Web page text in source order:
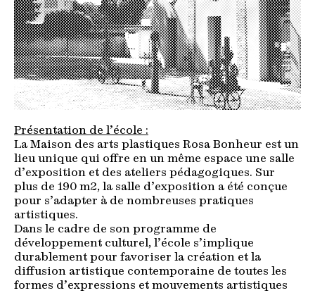
Présentation de l’école :
La Maison des arts plastiques Rosa Bonheur est un
lieu unique qui offre en un même espace une salle
d’exposition et des ateliers pédagogiques. Sur
plus de 190 m2, la salle d’exposition a été conçue
pour s’adapter à de nombreuses pratiques
artistiques.
Dans le cadre de son programme de
développement culturel, l’école s’implique
durablement pour favoriser la création et la
diffusion artistique contemporaine de toutes les
formes d’expressions et mouvements artistiques